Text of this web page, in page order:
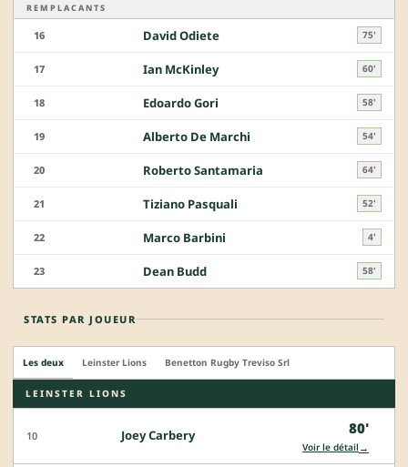
REMPLACANTS
16 David Odiete 75'
17 Ian McKinley 60'
18 Edoardo Gori 58'
19 Alberto De Marchi 54'
20 Roberto Santamaria 64'
21 Tiziano Pasquali 52'
22 Marco Barbini 4'
23 Dean Budd 58'
STATS PAR JOUEUR
Les deux Leinster Lions Benetton Rugby Treviso Srl
LEINSTER LIONS
10 Joey Carbery 80'
Voir le détail →